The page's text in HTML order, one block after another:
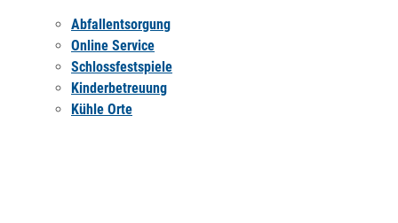
Abfallentsorgung
Online Service
Schlossfestspiele
Kinderbetreuung
Kühle Orte